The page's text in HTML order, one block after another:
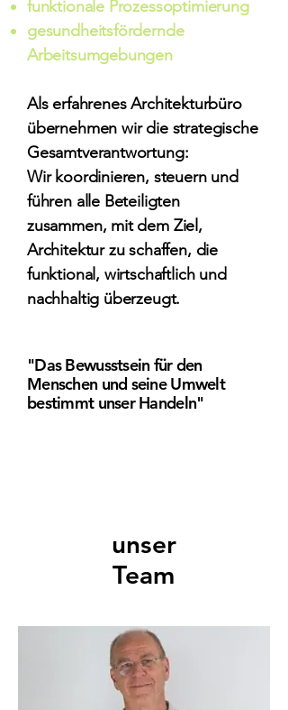
funktionale Prozessoptimierung
gesundheitsfördernde
Arbeitsumgebungen
Als erfahrenes Architekturbüro
übernehmen wir die strategische
Gesamtverantwortung:
Wir koordinieren, steuern und
führen alle Beteiligten
zusammen, mit dem Ziel,
Architektur zu schaffen, die
funktional, wirtschaftlich und
nachhaltig überzeugt.
"Das Bewusstsein für den
Menschen und seine Umwelt
bestimmt unser Handeln"
unser
Team